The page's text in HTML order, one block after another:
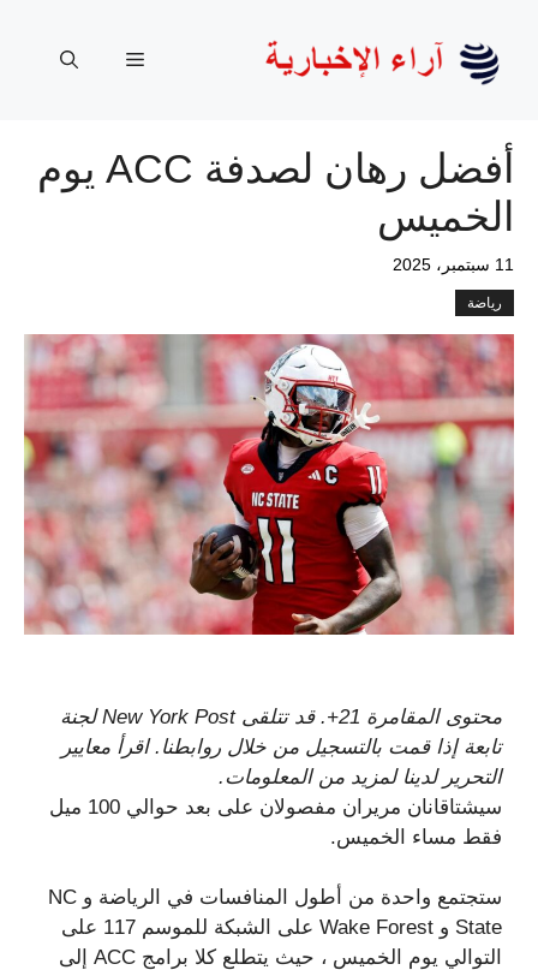
المحتوى
القائمة
أفضل رهان لصدفة ACC يوم
الخميس
11 سبتمبر، 2025
رياضة
محتوى المقامرة 21+. قد تتلقى New York Post لجنة
تابعة إذا قمت بالتسجيل من خلال روابطنا. اقرأ معايير
التحرير لدينا لمزيد من المعلومات.
سيشتاقانان مريران مفصولان على بعد حوالي 100 ميل
فقط مساء الخميس.
ستجتمع واحدة من أطول المنافسات في الرياضة و NC
State و Wake Forest على الشبكة للموسم 117 على
التوالي يوم الخميس ، حيث يتطلع كلا برامج ACC إلى